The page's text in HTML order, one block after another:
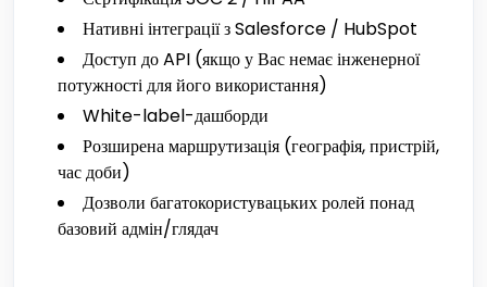
Нативні інтеграції з Salesforce / HubSpot
Доступ до API (якщо у Вас немає інженерної
потужності для його використання)
White-label-дашборди
Розширена маршрутизація (географія, пристрій,
час доби)
Дозволи багатокористувацьких ролей понад
базовий адмін/глядач